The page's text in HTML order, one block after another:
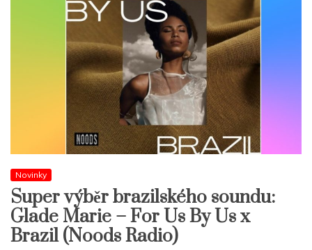
Novinky
Super výběr brazilského soundu:
Glade Marie – For Us By Us x
Brazil (Noods Radio)